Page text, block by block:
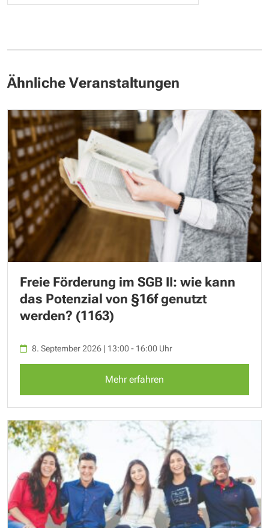
Ähnliche Veranstaltungen
Freie Förderung im SGB II: wie kann
das Potenzial von §16f genutzt
werden? (1163)
8. September 2026 | 13:00 - 16:00 Uhr
Mehr erfahren